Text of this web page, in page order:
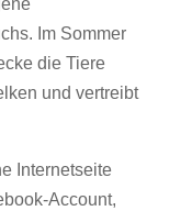
Im Sommer
die Tiere
und vertreibt
Internetseite
Account,